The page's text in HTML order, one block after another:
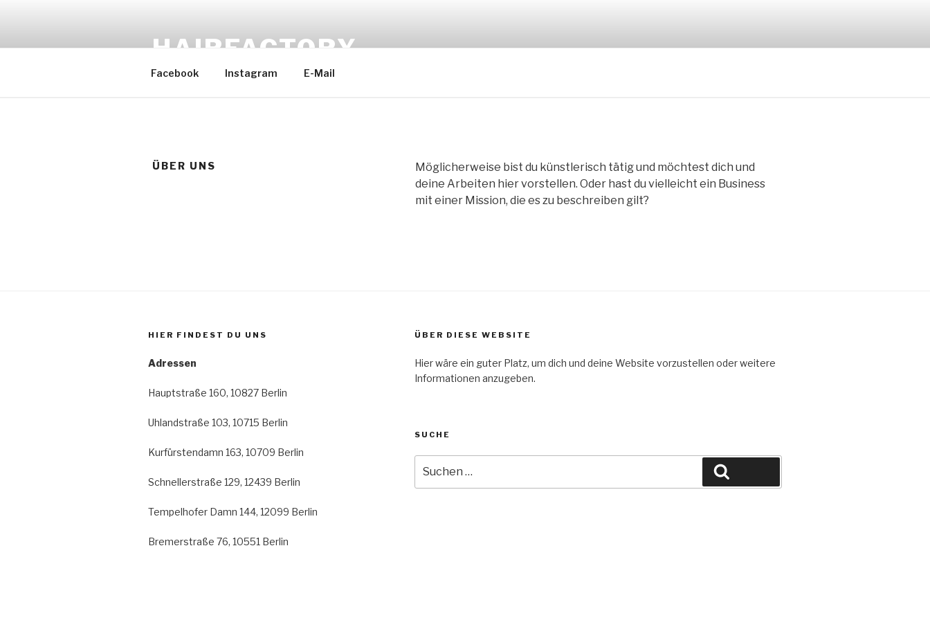
HAIRFACTORY
Facebook Instagram E-Mail
ÜBER UNS
Möglicherweise bist du künstlerisch tätig und möchtest dich und
deine Arbeiten hier vorstellen. Oder hast du vielleicht ein Business
mit einer Mission, die es zu beschreiben gilt?
HIER FINDEST DU UNS
Adressen
Hauptstraße 160, 10827 Berlin
Uhlandstraße 103, 10715 Berlin
Kurfürstendamn 163, 10709 Berlin
Schnellerstraße 129, 12439 Berlin
Tempelhofer Damn 144, 12099 Berlin
Bremerstraße 76, 10551 Berlin
ÜBER DIESE WEBSITE
Hier wäre ein guter Platz, um dich und deine Website vorzustellen oder weitere
Informationen anzugeben.
SUCHE
nach: